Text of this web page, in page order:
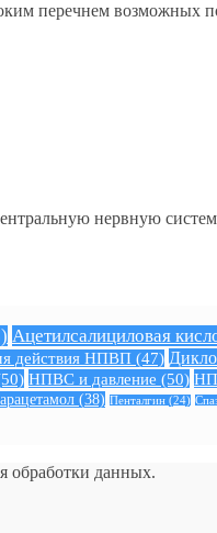
перечнем возможных
нервную
Ацетилсалициловая
действия НПВП (47)
НПВС и давление (50)
(38) Пенталгин (24)
обработки данных.